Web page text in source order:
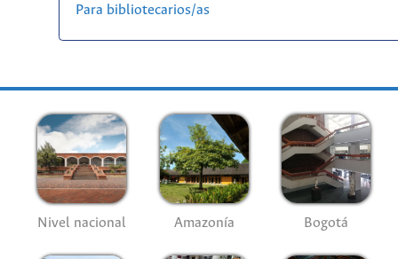
Para bibliotecarios/as
Nivel nacional Amazonía Bogotá